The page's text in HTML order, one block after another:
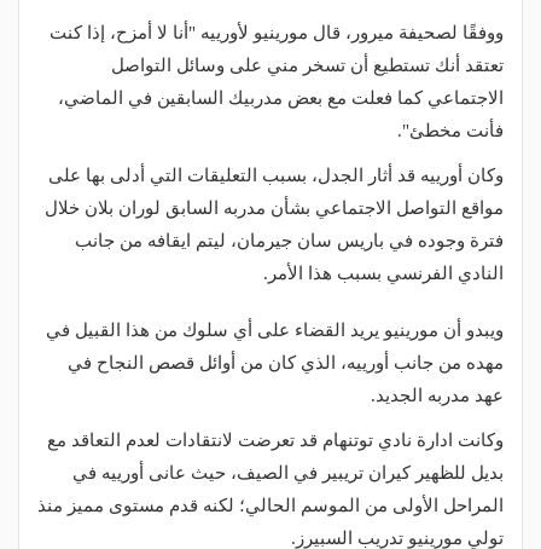
ووفقًا لصحيفة ميرور، قال مورينيو لأورييه "أنا لا أمزح، إذا كنت
تعتقد أنك تستطيع أن تسخر مني على وسائل التواصل
الاجتماعي كما فعلت مع بعض مدربيك السابقين في الماضي،
فأنت مخطئ".
وكان أورييه قد أثار الجدل، بسبب التعليقات التي أدلى بها على
مواقع التواصل الاجتماعي بشأن مدربه السابق لوران بلان خلال
فترة وجوده في باريس سان جيرمان، ليتم ايقافه من جانب
النادي الفرنسي بسبب هذا الأمر.
ويبدو أن مورينيو يريد القضاء على أي سلوك من هذا القبيل في
مهده من جانب أورييه، الذي كان من أوائل قصص النجاح في
عهد مدربه الجديد.
وكانت ادارة نادي توتنهام قد تعرضت لانتقادات لعدم التعاقد مع
بديل للظهير كيران تريبير في الصيف، حيث عانى أورييه في
المراحل الأولى من الموسم الحالي؛ لكنه قدم مستوى مميز منذ
تولي مورينيو تدريب السبيرز.